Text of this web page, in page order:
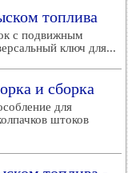
топлива
с подвижным
ключ для...
и сборка
для
штоков